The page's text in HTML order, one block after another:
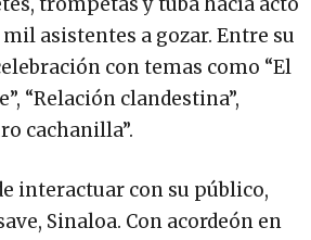
trompetas y tuba hacía acto
asistentes a gozar. Entre su
con temas como “El
“Relación clandestina”,
cachanilla”.
interactuar con su público,
Sinaloa. Con acordeón en